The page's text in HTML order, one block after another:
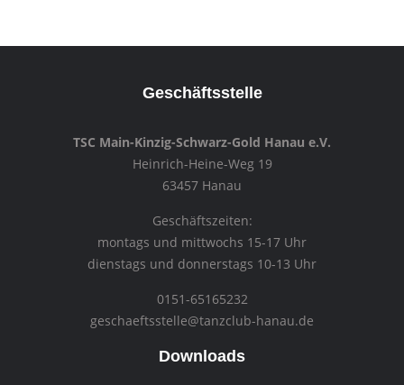
Geschäftsstelle
TSC Main-Kinzig-Schwarz-Gold Hanau e.V.
Heinrich-Heine-Weg 19
63457 Hanau
Geschäftszeiten:
montags und mittwochs 15-17 Uhr
dienstags und donnerstags 10-13 Uhr
0151-65165232
geschaeftsstelle@tanzclub-hanau.de
Downloads